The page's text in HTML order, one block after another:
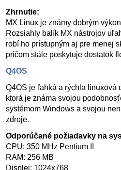
Zhrnutie:
MX Linux je známy dobrým
Rozsiahly balík MX nástrojov
robí ho prístupným aj pre menej
pričom stále poskytuje dostatok
Q4OS
Q4OS je ľahká a rýchla linuxová
ktorá je známa svojou
systémom Windows a svojou
zdroje.
Odporúčané požiadavky na
CPU: 350 MHz Pentium II
RAM: 256 MB
Displej: 1024x768